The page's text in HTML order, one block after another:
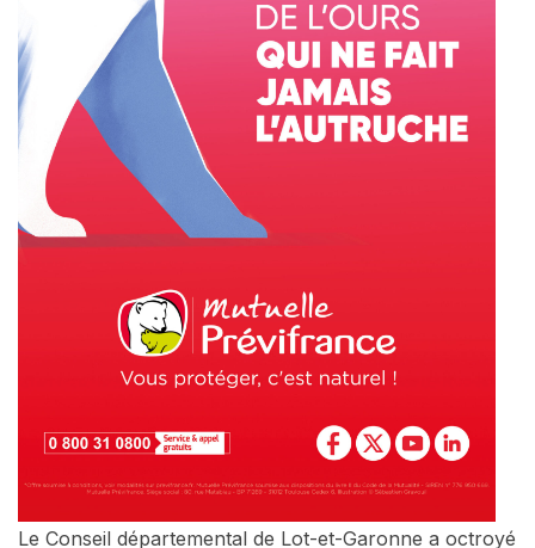
Le Conseil départemental de Lot-et-Garonne a octroyé